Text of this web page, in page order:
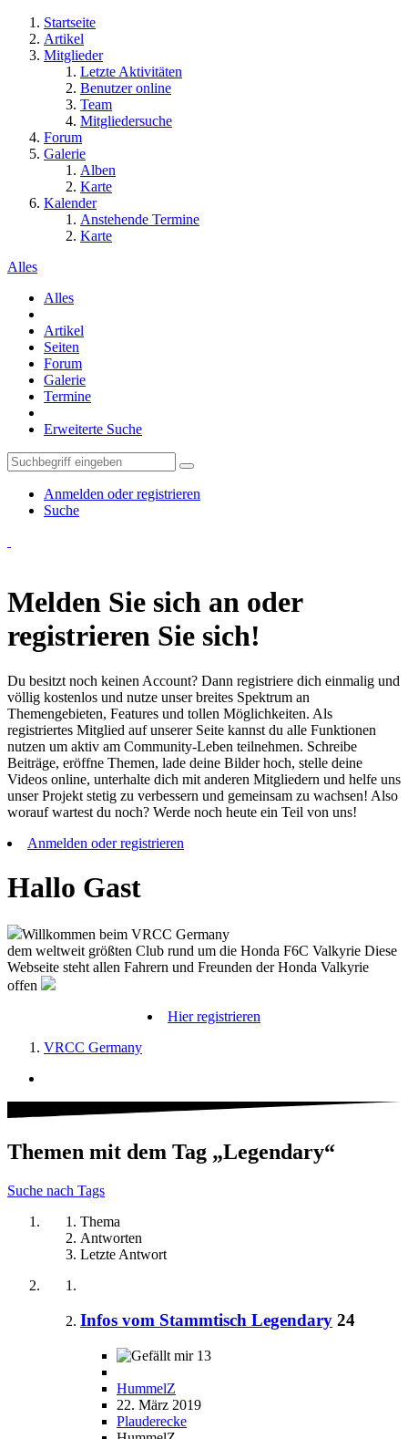
Startseite
Artikel
Mitglieder
Letzte Aktivitäten
Benutzer online
Team
Mitgliedersuche
Forum
Galerie
Alben
Karte
Kalender
Anstehende Termine
Karte
Alles
Alles
Artikel
Seiten
Forum
Galerie
Termine
Erweiterte Suche
Anmelden oder registrieren
Suche
Melden Sie sich an oder
registrieren Sie sich!
Du besitzt noch keinen Account? Dann registriere dich einmalig und
völlig kostenlos und nutze unser breites Spektrum an
Themengebieten, Features und tollen Möglichkeiten. Als
registriertes Mitglied auf unserer Seite kannst du alle Funktionen
nutzen um aktiv am Community-Leben teilnehmen. Schreibe
Beiträge, eröffne Themen, lade deine Bilder hoch, stelle deine
Videos online, unterhalte dich mit anderen Mitgliedern und helfe uns
unser Projekt stetig zu verbessern und gemeinsam zu wachsen! Also
worauf wartest du noch? Werde noch heute ein Teil von uns!
Anmelden oder registrieren
Hallo Gast
Willkommen beim VRCC Germany
dem weltweit größten Club rund um die Honda F6C Valkyrie Diese
Webseite steht allen Fahrern und Freunden der Honda Valkyrie
offen
Hier registrieren
VRCC Germany
Themen mit dem Tag „Legendary“
Suche nach Tags
Thema
Antworten
Letzte Antwort
Infos vom Stammtisch Legendary 24
13
HummelZ
22. März 2019
Plauderecke